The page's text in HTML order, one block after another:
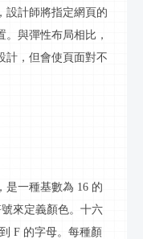
設計師將指定網頁的
與彈性布局相比，
計，但會使頁面對不
是一種基數為 16 的
來定義顏色。十六
F 的字母。每種顏